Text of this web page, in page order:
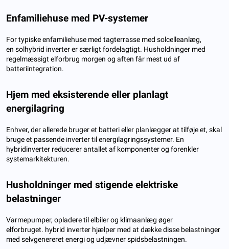
Enfamiliehuse med PV-systemer
For typiske enfamiliehuse med tagterrasse med solcelleanlæg,
en solhybrid inverter er særligt fordelagtigt. Husholdninger med
regelmæssigt elforbrug morgen og aften får mest ud af
batteriintegration.
Hjem med eksisterende eller planlagt
energilagring
Enhver, der allerede bruger et batteri eller planlægger at tilføje et, skal
bruge et passende inverter til energilagringssystemer. En
hybridinverter reducerer antallet af komponenter og forenkler
systemarkitekturen.
Husholdninger med stigende elektriske
belastninger
Varmepumper, opladere til elbiler og klimaanlæg øger
elforbruget. hybrid inverter hjælper med at dække disse belastninger
med selvgenereret energi og udjævner spidsbelastningen.